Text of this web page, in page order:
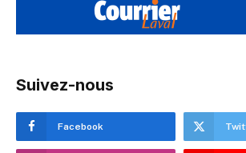
Suivez-nous
Facebook